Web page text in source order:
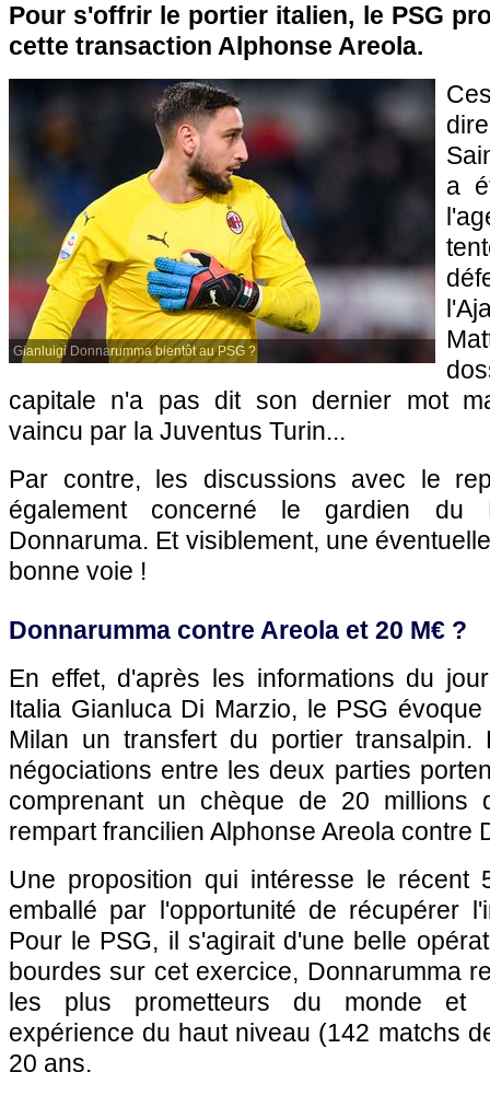
Pour s'offrir le portier italien, le PSG
cette transaction Alphonse Areola.
Gianluigi Donnarumma bientôt au PSG ?
a
capitale n'a pas dit son dernier mot
vaincu par la Juventus Turin...
Par contre, les discussions avec le
également concerné le gardien du
Donnaruma. Et visiblement, une
bonne voie !
Donnarumma contre Areola et 20 M€ ?
En effet, d'après les informations du
Italia Gianluca Di Marzio, le PSG
Milan un transfert du portier transalpin.
négociations entre les deux parties
comprenant un chèque de 20 millions
rempart francilien Alphonse Areola contre
Une proposition qui intéresse le récent
emballé par l'opportunité de récupérer
Pour le PSG, il s'agirait d'une belle
bourdes sur cet exercice, Donnarumma
les plus prometteurs du monde et
expérience du haut niveau (142 matchs
20 ans.